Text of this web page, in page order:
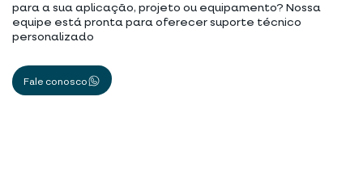
para a sua aplicação, projeto ou equipamento? Nossa
equipe está pronta para oferecer suporte técnico
personalizado
Fale conosco